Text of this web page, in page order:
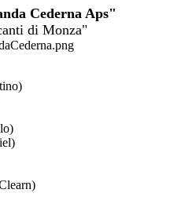
Cederna Aps"
di Monza"